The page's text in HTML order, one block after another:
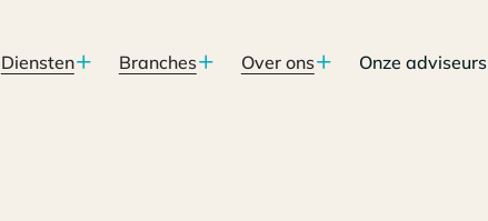
Onze adviseurs
Over ons
Branches
Diensten